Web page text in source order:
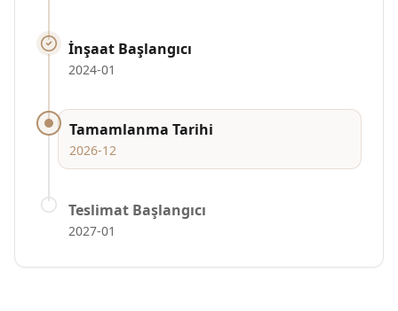
İnşaat Başlangıcı
2024-01
Tamamlanma Tarihi
2026-12
Teslimat Başlangıcı
2027-01